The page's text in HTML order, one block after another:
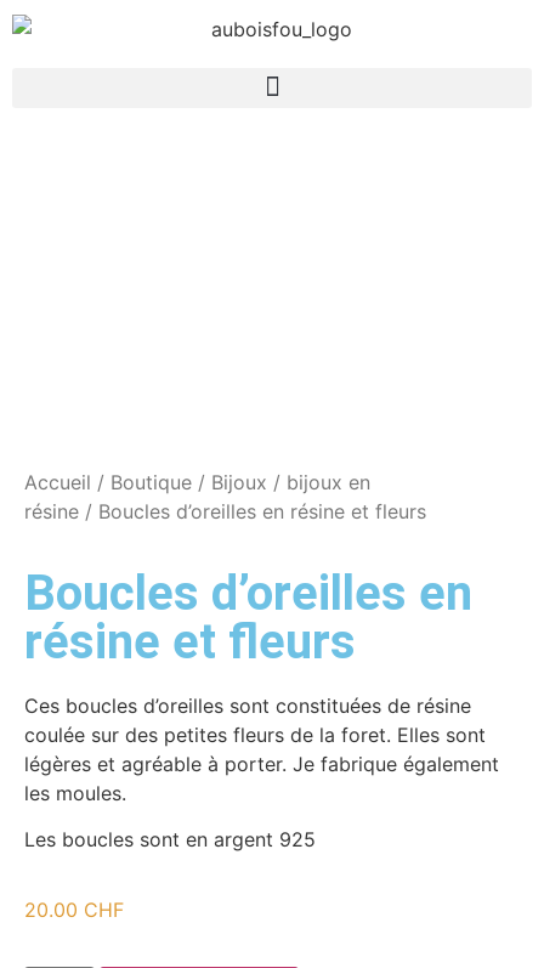
Accueil / Boutique / Bijoux / bijoux en
résine / Boucles d’oreilles en résine et fleurs
Boucles d’oreilles en
résine et fleurs
Ces boucles d’oreilles sont constituées de résine
coulée sur des petites fleurs de la foret. Elles sont
légères et agréable à porter. Je fabrique également
les moules.
Les boucles sont en argent 925
20.00 CHF